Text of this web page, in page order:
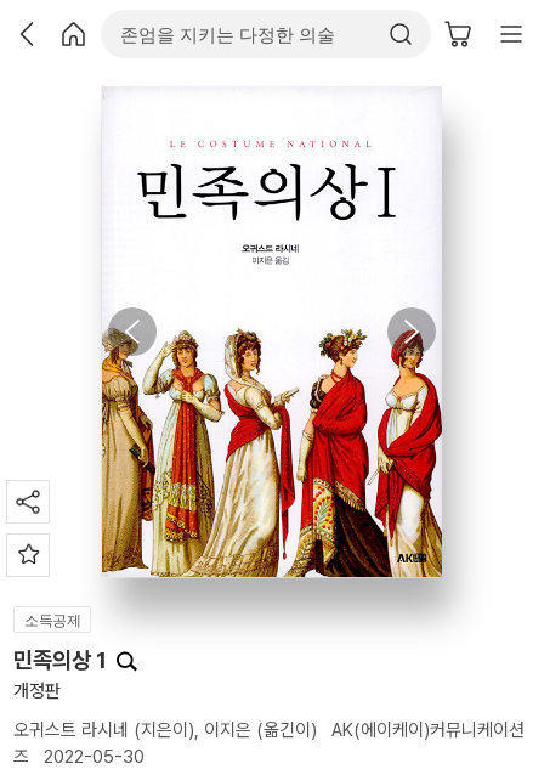
소득공제
민족의상 1
개정판
오귀스트 라시네 (지은이), 이지은 (옮긴이) AK(에이케이)커뮤니케이션
즈 2022-05-30